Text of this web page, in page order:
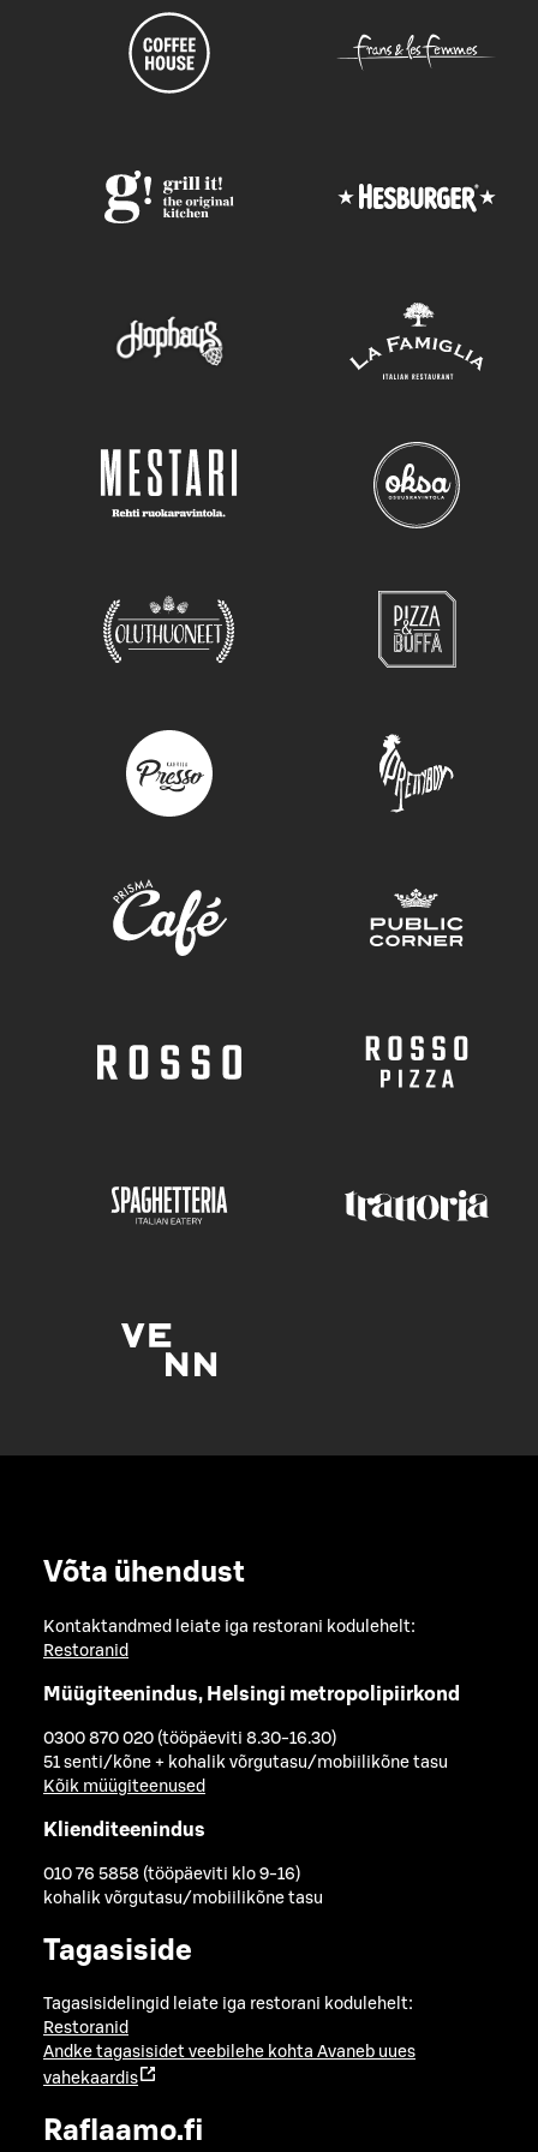
Võta ühendust
Kontaktandmed leiate iga restorani kodulehelt:
Restoranid
Müügiteenindus, Helsingi metropolipiirkond
0300 870 020 (tööpäeviti 8.30-16.30)
51 senti/kõne + kohalik võrgutasu/mobiilikõne tasu
Kõik müügiteenused
Klienditeenindus
010 76 5858 (tööpäeviti klo 9-16)
kohalik võrgutasu/mobiilikõne tasu
Tagasiside
Tagasisidelingid leiate iga restorani kodulehelt:
Restoranid
Andke tagasisidet veebilehe kohta Avaneb uues
vahekaardis
Raflaamo.fi